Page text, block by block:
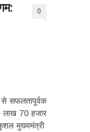
0
से सफलतापूर्वक
लाख 70 हजार
मुख्यमंत्री